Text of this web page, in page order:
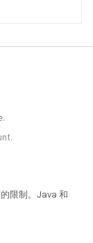
限制。Java 和